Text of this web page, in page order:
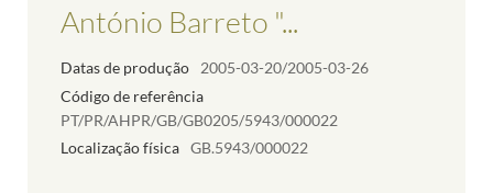
António Barreto "...
Datas de produção
2005-03-20/2005-03-26
Código de referência
PT/PR/AHPR/GB/GB0205/5943/000022
Localização física GB.5943/000022